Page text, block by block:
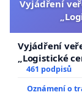
Vyjádření
Vyjádření
„Logistické
461 podpisů
Oznámení o